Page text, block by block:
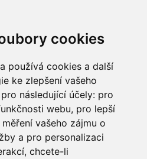
cookies
používá cookies a další
ke zlepšení vašeho
následující účely: pro
webu, pro lepší
vašeho zájmu o
a pro personalizaci
, chcete-li